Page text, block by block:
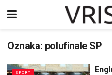
Oznaka: polufinale SP
SPORT